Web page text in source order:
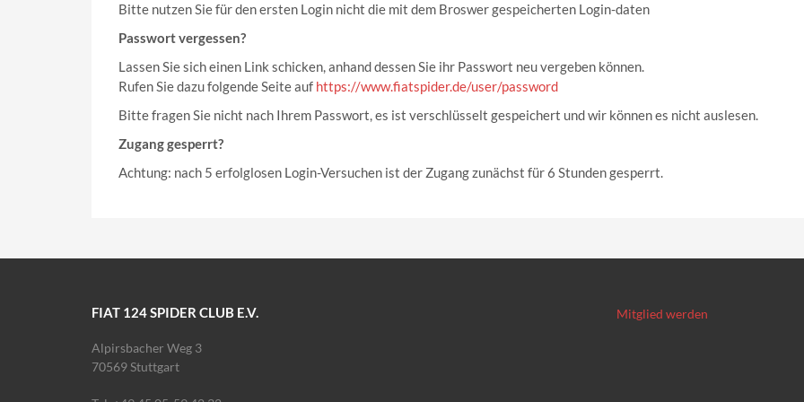
Bitte nutzen Sie für den ersten Login nicht die mit dem Broswer gespeicherten Login-daten
Passwort vergessen?
Lassen Sie sich einen Link schicken, anhand dessen Sie ihr Passwort neu vergeben können.
Rufen Sie dazu folgende Seite auf https://www.fiatspider.de/user/password
Bitte fragen Sie nicht nach Ihrem Passwort, es ist verschlüsselt gespeichert und wir können es nicht auslesen.
Zugang gesperrt?
Achtung: nach 5 erfolglosen Login-Versuchen ist der Zugang zunächst für 6 Stunden gesperrt.
FIAT 124 SPIDER CLUB E.V.
Alpirsbacher Weg 3
70569 Stuttgart
Mitglied werden